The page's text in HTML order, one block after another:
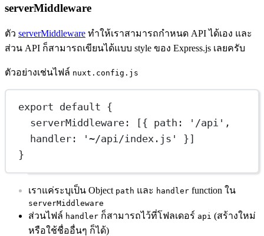
serverMiddleware
ตัว serverMiddleware ทำให้เราสามารถกำหนด API ได้เอง และ
ส่วน API ก็สามารถเขียนได้แบบ style ของ Express.js เลยครับ
ตัวอย่างเช่นไฟล์ nuxt.config.js
export default {
serverMiddleware: [{ path:
'/api' ,
handler:
'~/api/index.js'
}]
}
เราแค่ระบุเป็น Object path และ handler function ใน
serverMiddleware
ส่วนไฟล์ handler ก็สามารถไว้ที่โฟลเดอร์ api (สร้างใหม่
หรือใช้ชื่ออื่นๆ ก็ได้)